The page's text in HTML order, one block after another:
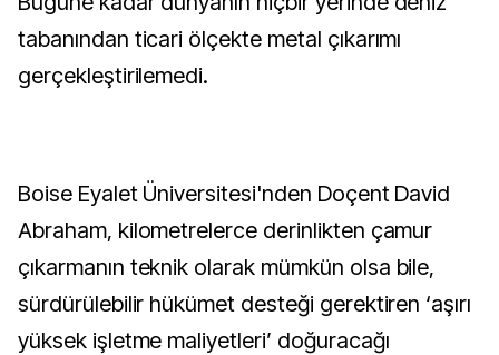
tabanından ticari ölçekte metal çıkarımı
gerçekleştirilemedi.
Boise Eyalet Üniversitesi'nden Doçent David
Abraham, kilometrelerce derinlikten çamur
çıkarmanın teknik olarak mümkün olsa bile,
sürdürülebilir hükümet desteği gerektiren ‘aşırı
yüksek işletme maliyetleri’ doğuracağı